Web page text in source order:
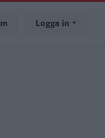
Logga in